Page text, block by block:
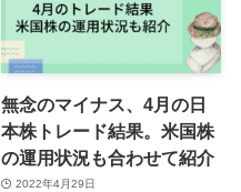
無念のマイナス、4月の日
本株トレード結果。米国株
の運用状況も合わせて紹介
2022年4月29日